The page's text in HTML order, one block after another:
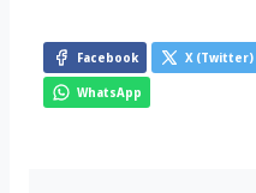
Facebook X (Twitter)
WhatsApp